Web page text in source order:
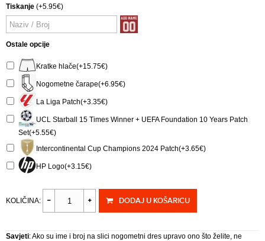
Tiskanje (+5.95€)
Ostale opcije
Kratke hlače(+15.75€)
Nogometne čarape(+6.95€)
La Liga Patch(+3.35€)
UCL Starball 15 Times Winner + UEFA Foundation 10 Years Patch
Set(+5.55€)
Intercontinental Cup Champions 2024 Patch(+3.65€)
HP Logo(+3.15€)
KOLIČINA: DODAJ U KOŠARICU
Savjeti: Ako su ime i broj na slici nogometni dres upravo ono što želite, ne